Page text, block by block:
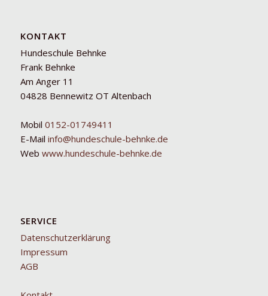
KONTAKT
Hundeschule Behnke
Frank Behnke
Am Anger 11
04828 Bennewitz OT Altenbach
Mobil 0152-01749411
E-Mail info@hundeschule-behnke.de
Web www.hundeschule-behnke.de
SERVICE
Datenschutzerklärung
Impressum
AGB